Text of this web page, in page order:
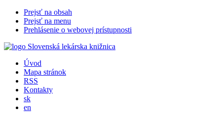
Prejsť na obsah
Prejsť na menu
Prehlásenie o webovej prístupnosti
Úvod
Mapa stránok
RSS
Kontakty
sk
en